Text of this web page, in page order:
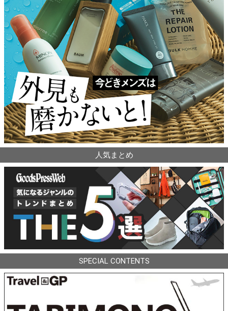
人気まとめ
SPECIAL CONTENTS